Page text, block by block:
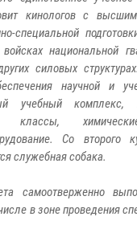
кинологов с
специальной
национальной
силовых
научной и
учебный комплекс,
классы,
Со
служебная собака.
самоотверженно
в зоне проведения